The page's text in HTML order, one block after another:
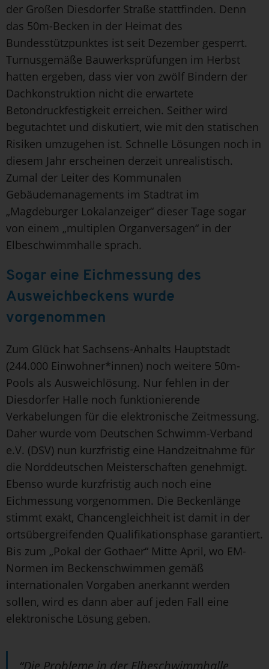
der Großen Diesdorfer Straße stattfinden. Denn
das 50m-Becken in der Heimat des
Bundesstützpunktes ist seit Dezember gesperrt.
Turnusgemäße Bauwerksprüfungen im Herbst
hatten ergeben, dass vier von zwölf Bindern der
Dachkonstruktion nicht die erwartete
Betondruckfestigkeit erreichen. Seither wird
begutachtet und diskutiert, wie mit den statischen
Risiken umzugehen ist. Schnelle Lösungen noch in
diesem Jahr erscheinen derzeit unrealistisch.
Zumal der Leiter des Kommunalen
Gebäudemanagements im Stadtrat im
„Magdeburger Lokalanzeiger“ dieser Tage sogar
von einem „multiplen Organversagen“ in der
Elbeschwimmhalle sprach.
Sogar eine Eichmessung des
Ausweichbeckens wurde
vorgenommen
Zum Glück hat Sachsens-Anhalts Hauptstadt
(244.000 Einwohner*innen) noch weitere 50m-
Pools als Ausweichlösung. Nur fehlen in der
Diesdorfer Halle noch funktionierende
Verkabelungen für die elektronische Zeitmessung.
Daher wurde vom Deutschen Schwimm-Verband
e.V. (DSV) nun kurzfristig eine Handzeitnahme für
die Norddeutschen Meisterschaften genehmigt.
Ebenso wurde kurzfristig auch noch eine
Eichmessung vorgenommen. Die Beckenlänge
stimmt exakt, Chancengleichheit ist damit in der
ortsübergreifenden Qualifikationsphase garantiert.
Bis zum „Pokal der Gothaer“ Mitte April, wo EM-
Normen im Beckenschwimmen gemäß
internationalen Vorgaben anerkannt werden
sollen, wird es dann aber auf jeden Fall eine
elektronische Lösung geben.
“Die Probleme in der Elbeschwimmhalle